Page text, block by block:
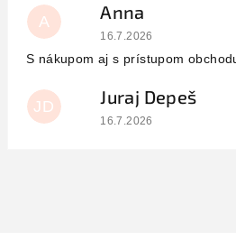
A Anna
Hodnotenie obchodu
16.7.2026
S nákupom aj s prístupom
JD Juraj Depeš
Hodnotenie obchodu
16.7.2026